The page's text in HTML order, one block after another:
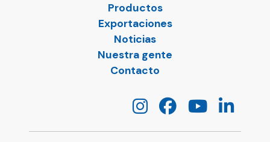
Productos
Exportaciones
Noticias
Nuestra gente
Contacto